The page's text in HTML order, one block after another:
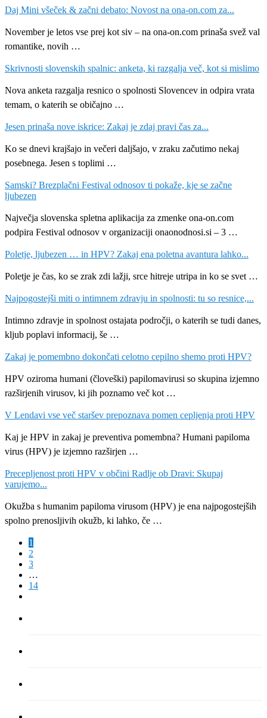
Daj Mini všeček & začni debato: Novost na ona-on.com za...
November je letos vse prej kot siv – na ona-on.com prinaša svež val
romantike, novih …
Skrivnosti slovenskih spalnic: anketa, ki razgalja več, kot si mislimo
Nova anketa razgalja resnico o spolnosti Slovencev in odpira vrata
temam, o katerih se običajno …
Jesen prinaša nove iskrice: Zakaj je zdaj pravi čas za...
Ko se dnevi krajšajo in večeri daljšajo, v zraku začutimo nekaj
posebnega. Jesen s toplimi …
Samski? Brezplačni Festival odnosov ti pokaže, kje se začne
ljubezen
Največja slovenska spletna aplikacija za zmenke ona-on.com
podpira Festival odnosov v organizaciji onaonodnosi.si – 3 …
Poletje, ljubezen … in HPV? Zakaj ena poletna avantura lahko...
Poletje je čas, ko se zrak zdi lažji, srce hitreje utripa in ko se svet …
Najpogostejši miti o intimnem zdravju in spolnosti: tu so resnice,...
Intimno zdravje in spolnost ostajata področji, o katerih se tudi danes,
kljub poplavi informacij, še …
Zakaj je pomembno dokončati celotno cepilno shemo proti HPV?
HPV oziroma humani (človeški) papilomavirusi so skupina izjemno
razširjenih virusov, ki jih poznamo več kot …
V Lendavi vse več staršev prepoznava pomen cepljenja proti HPV
Kaj je HPV in zakaj je preventiva pomembna? Humani papiloma
virus (HPV) je izjemno razširjen …
Precepljenost proti HPV v občini Radlje ob Dravi: Skupaj
varujemo...
Okužba s humanim papiloma virusom (HPV) je ena najpogostejših
spolno prenosljivih okužb, ki lahko, če …
1
2
3
…
14